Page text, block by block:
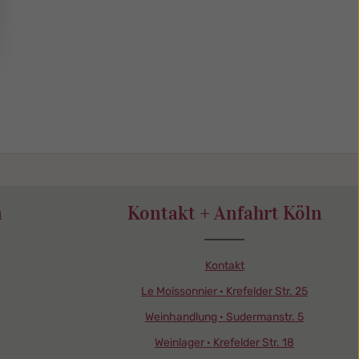
Kontakt + Anfahrt Köln
Kontakt
Le Moissonnier · Krefelder Str. 25
Weinhandlung · Sudermanstr. 5
Weinlager · Krefelder Str. 18